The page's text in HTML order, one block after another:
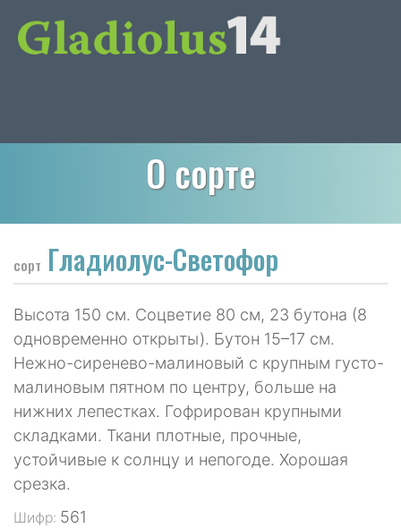
О сорте
сорт Гладиолус-Светофор
Высота 150 см. Соцветие 80 см, 23 бутона (8
одновременно открыты). Бутон 15–17 см.
Нежно-сиренево-малиновый с крупным густо-
малиновым пятном по центру, больше на
нижних лепестках. Гофрирован крупными
складками. Ткани плотные, прочные,
устойчивые к солнцу и непогоде. Хорошая
срезка.
Шифр: 561